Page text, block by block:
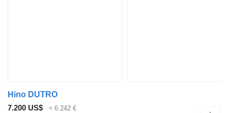
Hino DUTRO
7.200 US$
≈ 6.242 €